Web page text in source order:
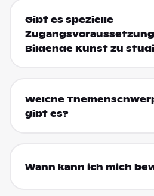
Gibt es spezielle
Bildende Kunst zu
Welche
gibt es?
Wann kann ich mich